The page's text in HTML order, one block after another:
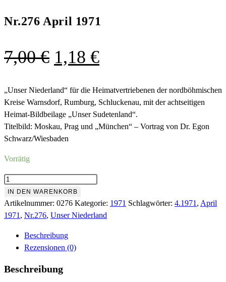
Nr.276 April 1971
7,00€ Ursprünglicher
war:
7,00 €
1,18 €Aktueller
ist:
1,18 €.
„Unser Niederland“ für die Heimatvertriebenen der nordböhmischen
Kreise Warnsdorf, Rumburg, Schluckenau, mit der achtseitigen
Heimat-Bildbeilage „Unser Sudetenland“.
Titelbild: Moskau, Prag und „München“ – Vortrag von Dr. Egon
Schwarz/Wiesbaden
Vorrätig
Nr.276
April
1971
Menge
IN DEN WARENKORB
Artikelnummer: 0276 Kategorie: 1971 Schlagwörter: 4.1971 , April
1971 , Nr.276, Unser Niederland
Beschreibung
Rezensionen (0)
Beschreibung